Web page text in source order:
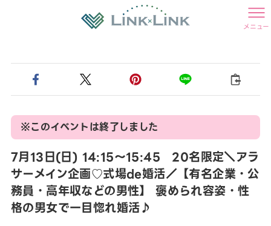
メニュー
※このイベントは終了しました
7月13日(日) 14:15〜15:45 20名限定＼アラ
サーメイン企画♡式場de婚活／【有名企業・公
務員・高年収などの男性】 褒められ容姿・性
格の男女で一目惚れ婚活♪